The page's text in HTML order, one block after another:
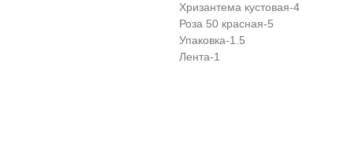
Хризантема кустовая-4
Роза 50 красная-5
Упаковка-1.5
Лента-1